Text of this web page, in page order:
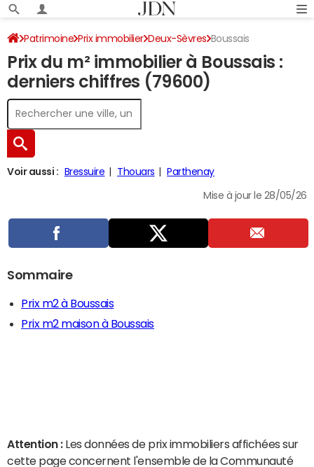
Patrimoine Prix immobilier Deux-Sèvres Boussais
Prix du m² immobilier à Boussais :
derniers chiffres (79600)
Voir aussi : Bressuire Thouars Parthenay
Mise à jour le 28/05/26
Sommaire
Prix m2 à Boussais
Prix m2 maison à Boussais
Attention : Les données de prix immobiliers affichées sur
cette page concernent l'ensemble de la Communauté